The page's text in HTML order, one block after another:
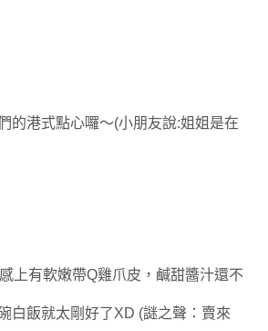
的港式點心囉～(小朋友說:姐姐是在
上有軟嫩帶Q雞爪皮，鹹甜醬汁還不
白飯就太剛好了XD (謎之聲：賣來